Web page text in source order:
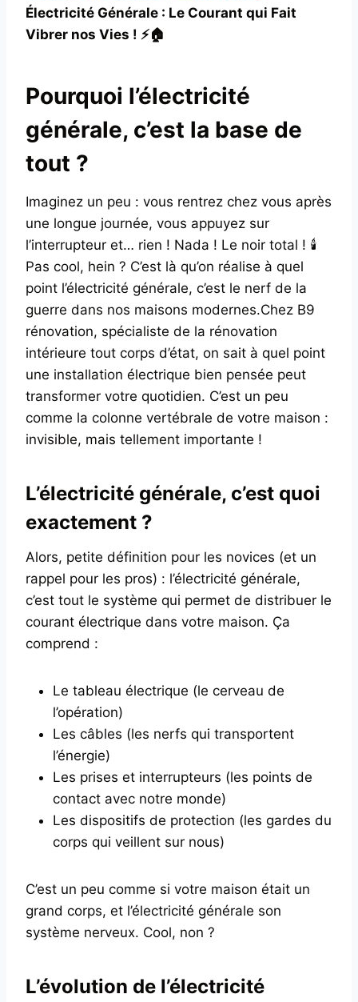
Électricité Générale : Le Courant qui Fait
Vibrer nos Vies ! ⚡🏠
Pourquoi l’électricité
générale, c’est la base de
tout ?
Imaginez un peu : vous rentrez chez vous après
une longue journée, vous appuyez sur
l’interrupteur et… rien ! Nada ! Le noir total ! 🕯️
Pas cool, hein ? C’est là qu’on réalise à quel
point l’électricité générale, c’est le nerf de la
guerre dans nos maisons modernes.Chez B9
rénovation, spécialiste de la rénovation
intérieure tout corps d’état, on sait à quel point
une installation électrique bien pensée peut
transformer votre quotidien. C’est un peu
comme la colonne vertébrale de votre maison :
invisible, mais tellement importante !
L’électricité générale, c’est quoi
exactement ?
Alors, petite définition pour les novices (et un
rappel pour les pros) : l’électricité générale,
c’est tout le système qui permet de distribuer le
courant électrique dans votre maison. Ça
comprend :
Le tableau électrique (le cerveau de
l’opération)
Les câbles (les nerfs qui transportent
l’énergie)
Les prises et interrupteurs (les points de
contact avec notre monde)
Les dispositifs de protection (les gardes du
corps qui veillent sur nous)
C’est un peu comme si votre maison était un
grand corps, et l’électricité générale son
système nerveux. Cool, non ?
L’évolution de l’électricité